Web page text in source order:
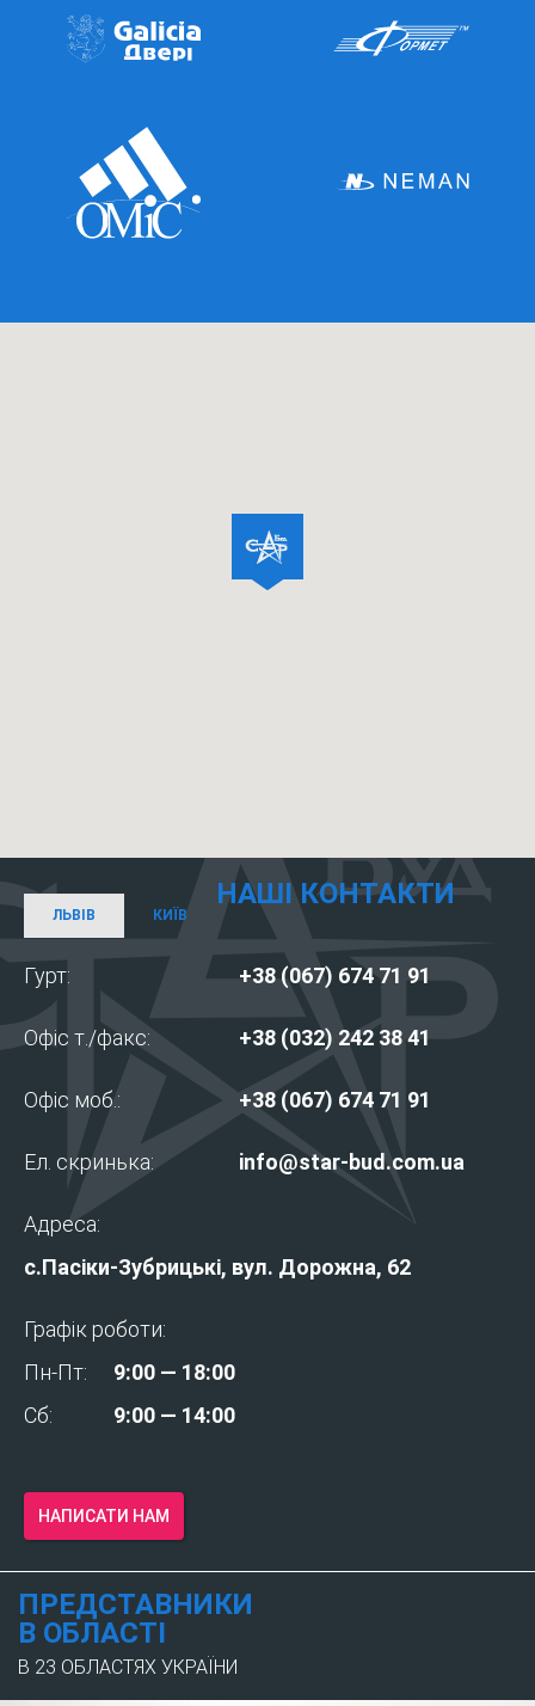
НАШІ КОНТАКТИ
ЛЬВІВ КИЇВ
Гурт: +38 (067) 674 71 91
Офіс т./факс: +38 (032) 242 38 41
Офіс моб.: +38 (067) 674 71 91
Ел. скринька: info@star-bud.com.ua
Адреса:
с.Пасіки-Зубрицькі, вул. Дорожна, 62
Графік роботи:
Пн-Пт:
9:00 — 18:00
Cб:
9:00 — 14:00
НАПИСАТИ НАМ
ПРЕДСТАВНИКИ
В ОБЛАСТІ
В 23 ОБЛАСТЯХ УКРАЇНИ